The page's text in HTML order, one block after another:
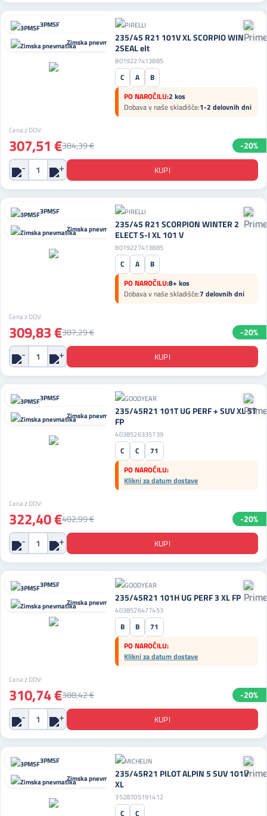
3PMSF
Zimska pnevmatika235/45 R21 101V XL SCORPIO WIN
2SEAL elt
8019227413885
C A
B
PO NAROČILU:2 kos
Dobava v naše skladišče:1-2 delovnih dni
Cena z DDV:
307,51 €384,39 € -20%
3PMSF
Zimska pnevmatika235/45 R21 SCORPION WINTER 2
ELECT S-I XL 101 V
8019227413885
C A
B
PO NAROČILU:8+ kos
Dobava v naše skladišče:7 delovnih dni
Cena z DDV:
309,83 €387,29 € -20%
3PMSF
Zimska pnevmatika235/45R21 101T UG PERF + SUV XL ST
FP
4038526335739
C C
71
PO NAROČILU:
Klikni za datum dostave
Cena z DDV:
322,40 €402,99 € -20%
3PMSF
Zimska pnevmatika235/45R21 101H UG PERF 3 XL FP
4038526477453
B B
71
PO NAROČILU:
Klikni za datum dostave
Cena z DDV:
310,74 €388,42 € -20%
3PMSF
Zimska pnevmatika235/45R21 PILOT ALPIN 5 SUV 101V
XL
3528705191412
C C